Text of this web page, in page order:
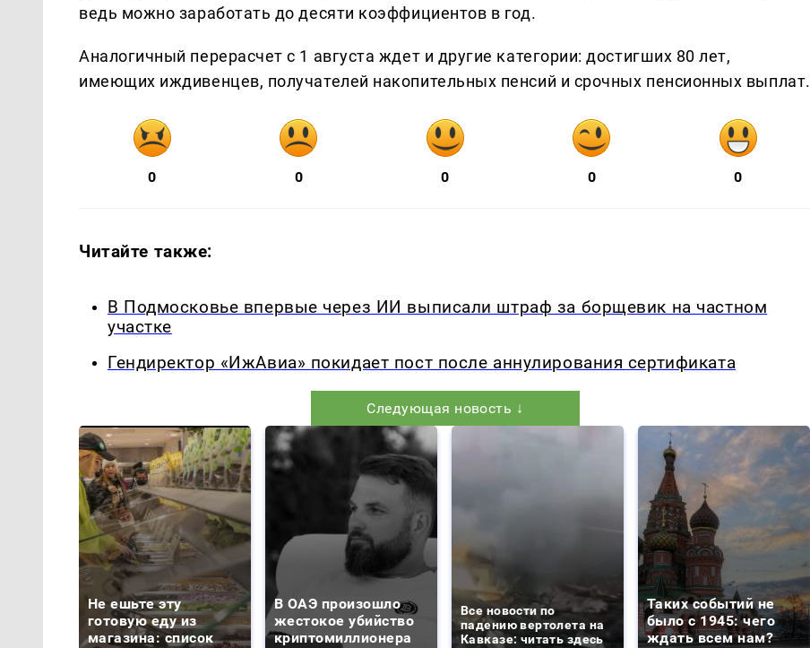
ведь можно заработать до десяти коэффициентов в год.
Аналогичный перерасчет с 1 августа ждет и другие категории: достигших 80 лет,
имеющих иждивенцев, получателей накопительных пенсий и срочных пенсионных выплат.
0 0 0 0 0
Читайте также:
В Подмосковье впервые через ИИ выписали штраф за борщевик на частном
участке
Гендиректор «ИжАвиа» покидает пост после аннулирования сертификата
Следующая новость ↓
Не ешьте эту
готовую еду из
магазина: список
В ОАЭ произошло
жестокое убийство
криптомиллионера
Все новости по
падению вертолета на
Кавказе: читать здесь
Таких событий не
было с 1945: чего
ждать всем нам?